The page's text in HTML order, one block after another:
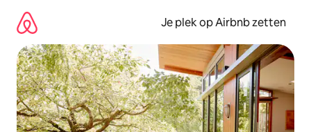
direct
naar
inhoud
Je plek op Airbnb zetten